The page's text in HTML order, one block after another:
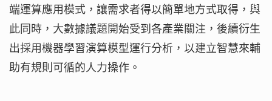
端運算應用模式，讓需求者得以簡單地方式取得，與
此同時，大數據議題開始受到各產業關注，後續衍生
出採用機器學習演算模型運行分析，以建立智慧來輔
助有規則可循的人力操作。